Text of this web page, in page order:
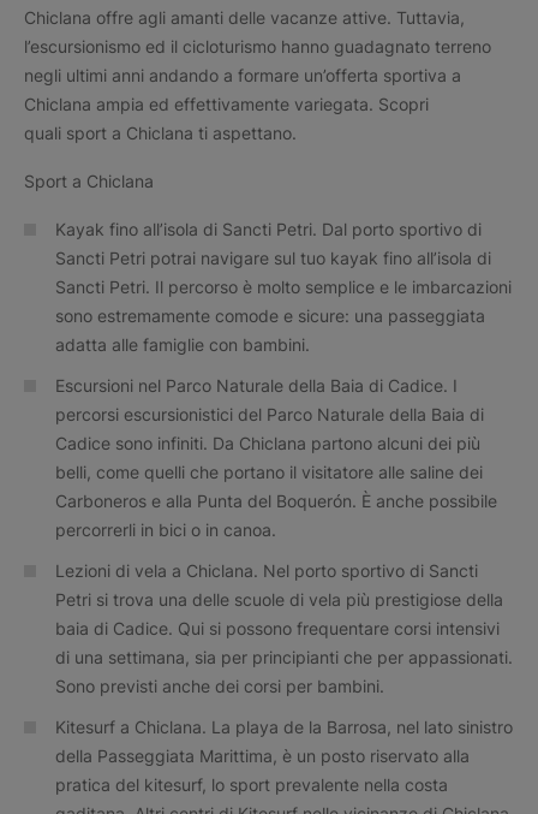
Chiclana offre agli amanti delle vacanze attive. Tuttavia,
l’escursionismo ed il cicloturismo hanno guadagnato terreno
negli ultimi anni andando a formare un’offerta sportiva a
Chiclana ampia ed effettivamente variegata. Scopri
quali sport a Chiclana ti aspettano.
Sport a Chiclana
Kayak fino all’isola di Sancti Petri. Dal porto sportivo di
Sancti Petri potrai navigare sul tuo kayak fino all’isola di
Sancti Petri. Il percorso è molto semplice e le imbarcazioni
sono estremamente comode e sicure: una passeggiata
adatta alle famiglie con bambini.
Escursioni nel Parco Naturale della Baia di Cadice. I
percorsi escursionistici del Parco Naturale della Baia di
Cadice sono infiniti. Da Chiclana partono alcuni dei più
belli, come quelli che portano il visitatore alle saline dei
Carboneros e alla Punta del Boquerón. È anche possibile
percorrerli in bici o in canoa.
Lezioni di vela a Chiclana. Nel porto sportivo di Sancti
Petri si trova una delle scuole di vela più prestigiose della
baia di Cadice. Qui si possono frequentare corsi intensivi
di una settimana, sia per principianti che per appassionati.
Sono previsti anche dei corsi per bambini.
Kitesurf a Chiclana. La playa de la Barrosa, nel lato sinistro
della Passeggiata Marittima, è un posto riservato alla
pratica del kitesurf, lo sport prevalente nella costa